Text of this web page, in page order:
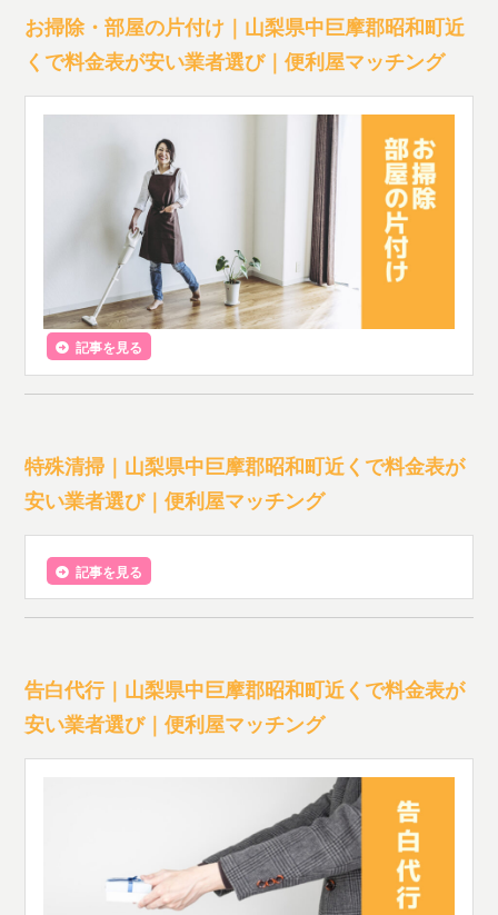
お掃除・部屋の片付け｜山梨県中巨摩郡昭和町近
くで料金表が安い業者選び｜便利屋マッチング
記事を見る
特殊清掃｜山梨県中巨摩郡昭和町近くで料金表が
安い業者選び｜便利屋マッチング
記事を見る
告白代行｜山梨県中巨摩郡昭和町近くで料金表が
安い業者選び｜便利屋マッチング